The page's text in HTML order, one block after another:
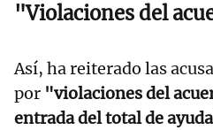
"Violaciones del
Así, ha reiterado las
por "violaciones del
entrada del total de